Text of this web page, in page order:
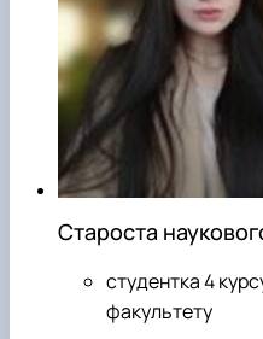
Староста
студентка 4
факультету